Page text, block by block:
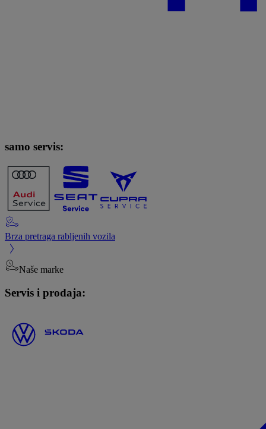
samo servis:
Brza pretraga rabljenih vozila
Naše marke
Servis i prodaja: